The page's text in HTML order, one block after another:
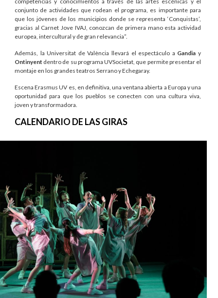
conjunto de actividades que rodean el programa, es importante para
que los jóvenes de los municipios donde se representa ‘Conquistas’,
gracias al Carnet Jove IVAJ, conozcan de primera mano esta actividad
europea, intercultural y de gran relevancia”.
Además, la Universitat de València llevará el espectáculo a Gandiay
Ontinyent dentro de su programa UVSocietat, que permite presentar el
montaje en los grandes teatros Serrano y Echegaray.
Escena Erasmus UV es, en definitiva, una ventana abierta a Europa y una
oportunidad para que los pueblos se conecten con una cultura viva,
joven y transformadora.
CALENDARIO DE LAS GIRAS